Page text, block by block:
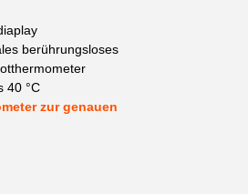
berührungsloses
40 °C
zur genauen